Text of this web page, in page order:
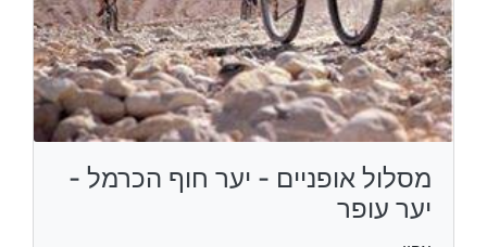
מסלול אופניים - יער חוף הכרמל -
יער עופר